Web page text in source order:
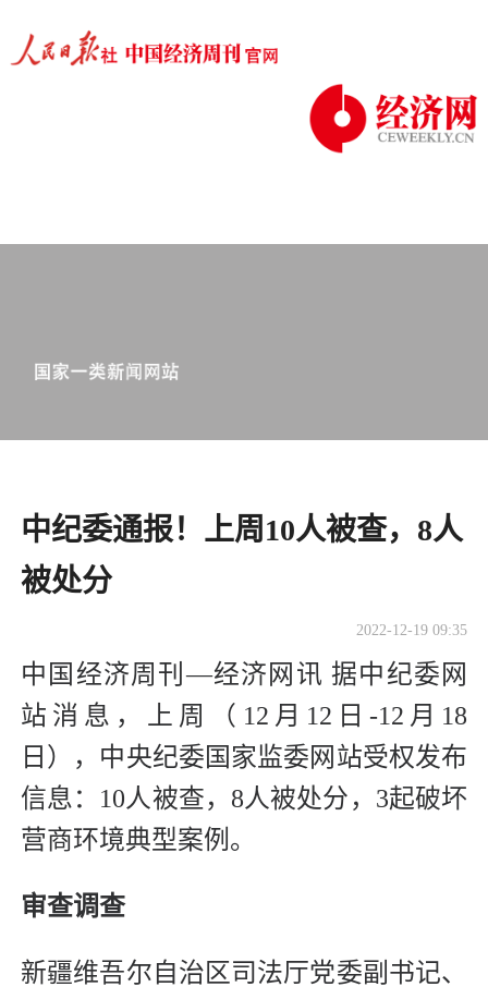
中纪委通报！上周10人被查，8人
被处分
2022-12-19 09:35
中国经济周刊—经济网讯 据中纪委网
站消息，上周（12月12日-12月18
日），中央纪委国家监委网站受权发布
信息：10人被查，8人被处分，3起破坏
营商环境典型案例。
审查调查
新疆维吾尔自治区司法厅党委副书记、